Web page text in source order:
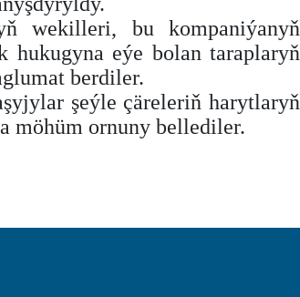
wekilleri, bu kompaniýanyň
eýe bolan taraplaryň
berdiler.
şeýle çäreleriň harytlaryň
möhüm ornuny bellediler.